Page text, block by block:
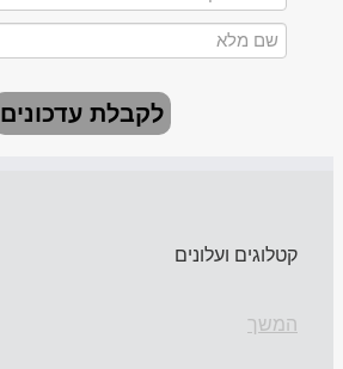
לקבלת עדכונים
קטלוגים ועלונים
המשך